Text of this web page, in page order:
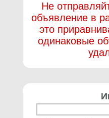
Не
объявление в
это
одинаковые